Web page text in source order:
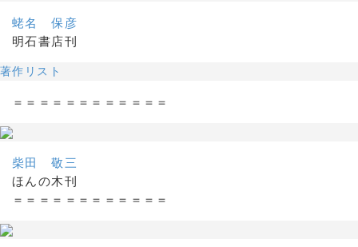
蛯名 保彦
明石書店刊
著作リスト
＝＝＝＝＝＝＝＝＝＝＝＝
柴田 敬三
ほんの木刊
＝＝＝＝＝＝＝＝＝＝＝＝